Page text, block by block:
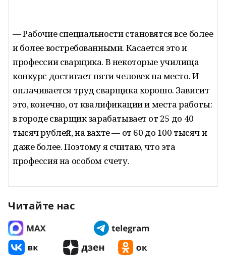
— Рабочие специальности становятся все более
и более востребованными. Касается это и
профессии сварщика. В некоторые училища
конкурс достигает пяти человек на место. И
оплачивается труд сварщика хорошо. Зависит
это, конечно, от квалификации и места работы:
в городе сварщик зарабатывает от 25 до 40
тысяч рублей, на вахте — от 60 до 100 тысяч и
даже более. Поэтому я считаю, что эта
профессия на особом счету.
Читайте нас